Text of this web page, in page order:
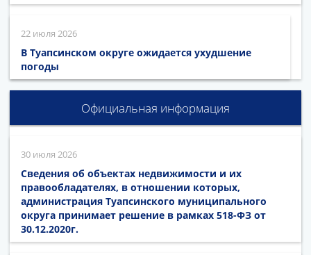
22 июля 2026
В Туапсинском округе ожидается ухудшение
погоды
Официальная информация
30 июля 2026
Сведения об объектах недвижимости и их
правообладателях, в отношении которых,
администрация Туапсинского муниципального
округа принимает решение в рамках 518-ФЗ от
30.12.2020г.